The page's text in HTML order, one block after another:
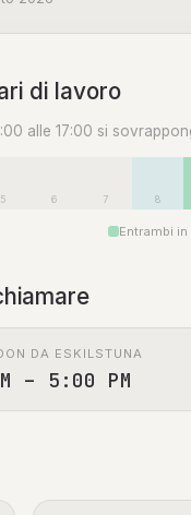
di lavoro
alle 17:00 si
5 6 7 8
Entrambi
DA ESKILSTUNA
– 5:00 PM